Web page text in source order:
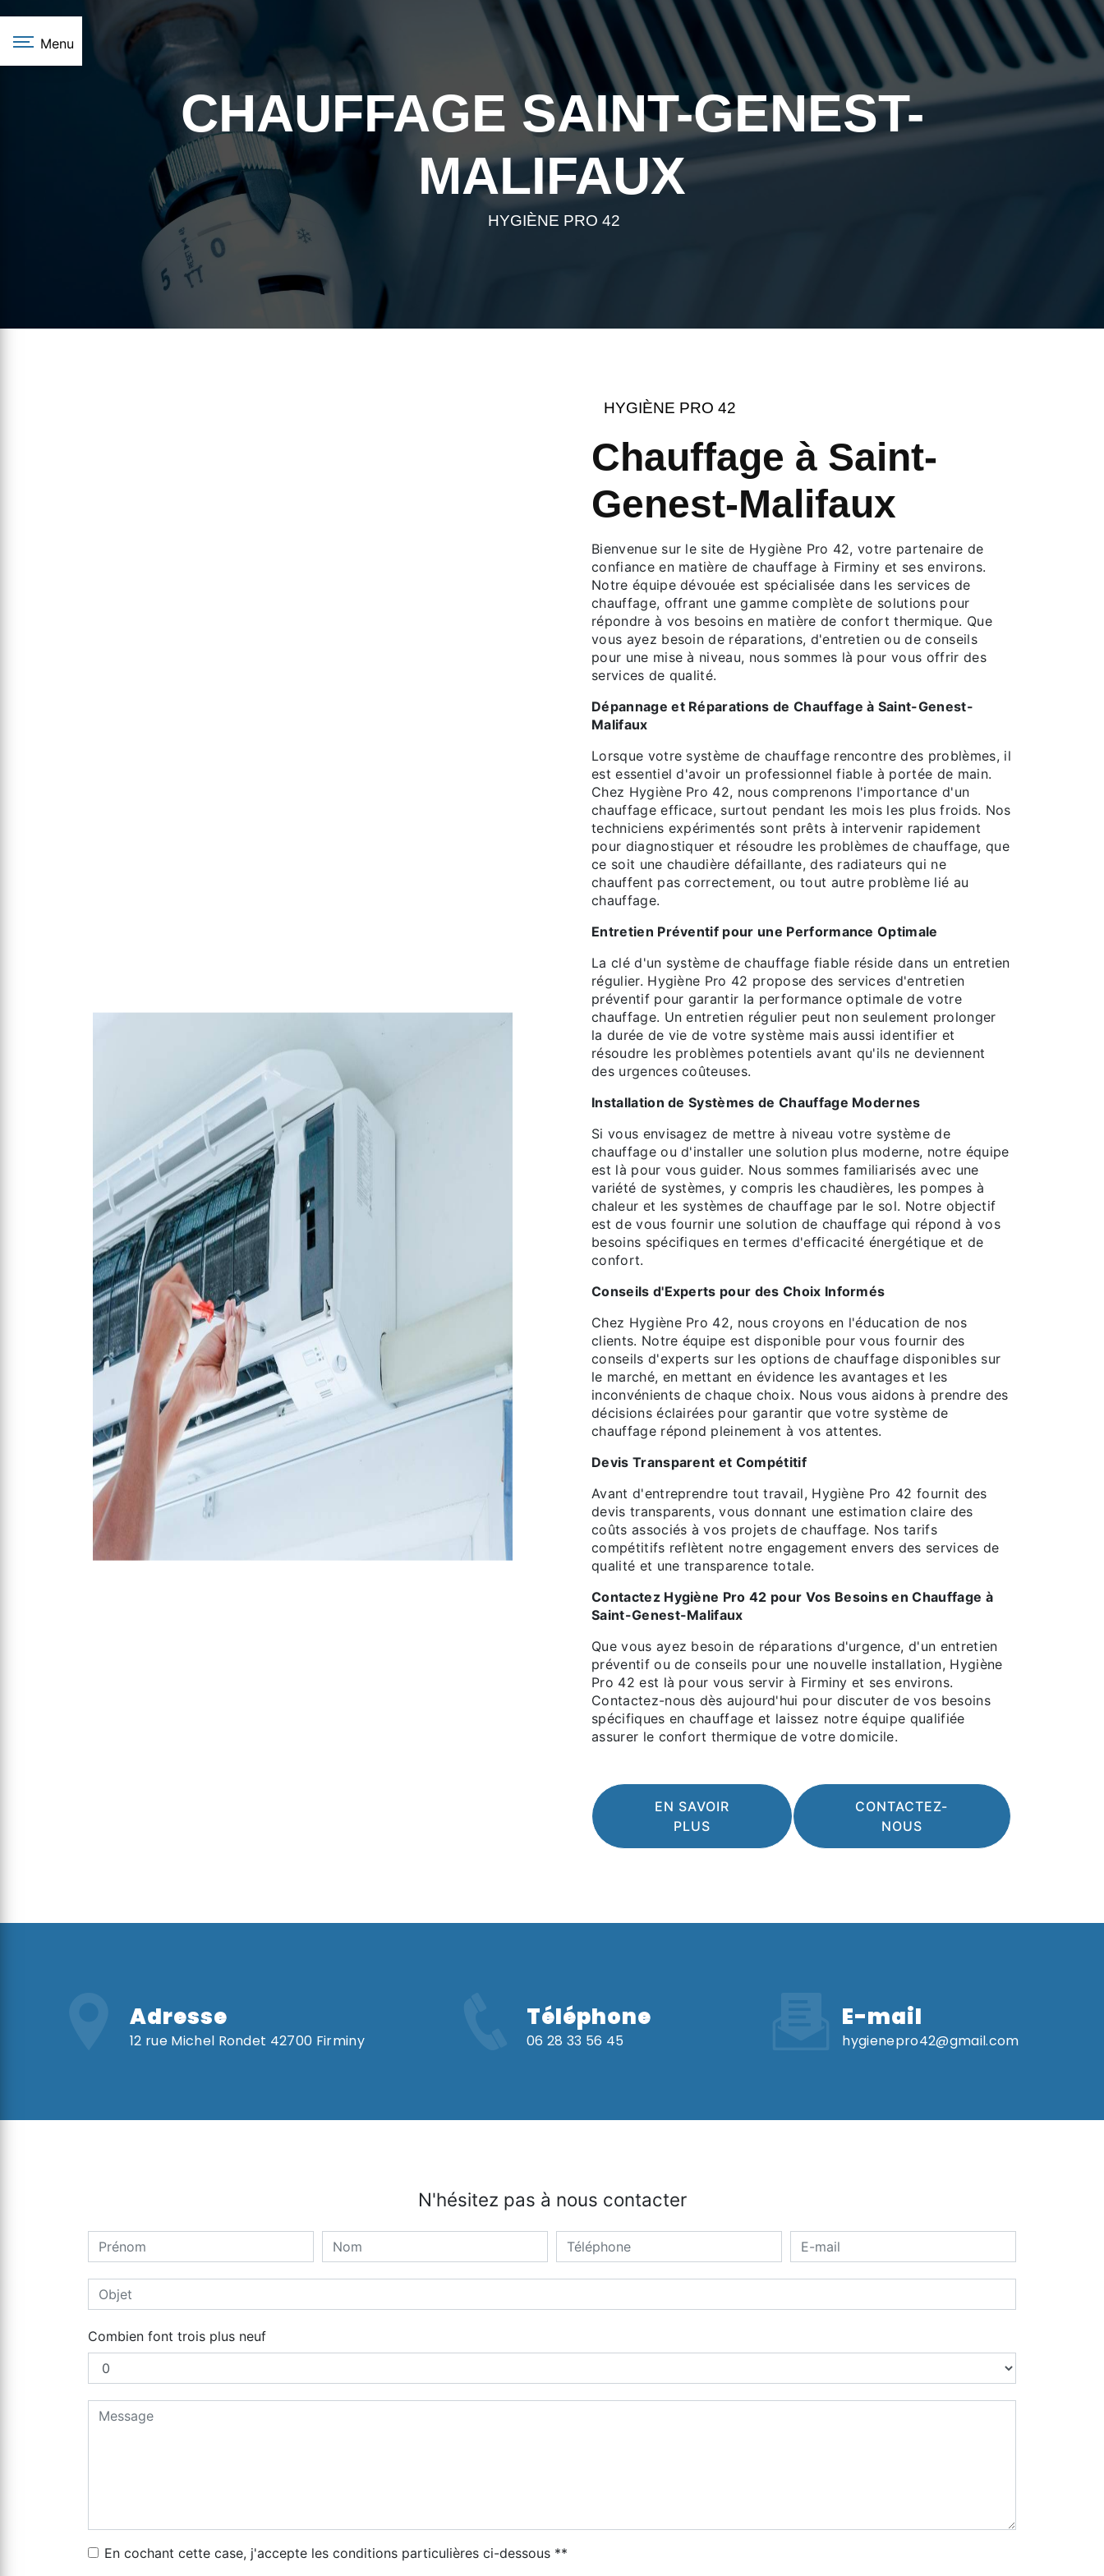
Menu
CHAUFFAGE SAINT-GENEST-
MALIFAUX
HYGIÈNE PRO 42
HYGIÈNE PRO 42
Chauffage à Saint-
Genest-Malifaux
Bienvenue sur le site de Hygiène Pro 42, votre partenaire de
confiance en matière de chauffage à Firminy et ses environs.
Notre équipe dévouée est spécialisée dans les services de
chauffage, offrant une gamme complète de solutions pour
répondre à vos besoins en matière de confort thermique. Que
vous ayez besoin de réparations, d'entretien ou de conseils
pour une mise à niveau, nous sommes là pour vous offrir des
services de qualité.
Dépannage et Réparations de Chauffage à Saint-Genest-
Malifaux
Lorsque votre système de chauffage rencontre des problèmes, il
est essentiel d'avoir un professionnel fiable à portée de main.
Chez Hygiène Pro 42, nous comprenons l'importance d'un
chauffage efficace, surtout pendant les mois les plus froids. Nos
techniciens expérimentés sont prêts à intervenir rapidement
pour diagnostiquer et résoudre les problèmes de chauffage, que
ce soit une chaudière défaillante, des radiateurs qui ne
chauffent pas correctement, ou tout autre problème lié au
chauffage.
Entretien Préventif pour une Performance Optimale
La clé d'un système de chauffage fiable réside dans un entretien
régulier. Hygiène Pro 42 propose des services d'entretien
préventif pour garantir la performance optimale de votre
chauffage. Un entretien régulier peut non seulement prolonger
la durée de vie de votre système mais aussi identifier et
résoudre les problèmes potentiels avant qu'ils ne deviennent
des urgences coûteuses.
Installation de Systèmes de Chauffage Modernes
Si vous envisagez de mettre à niveau votre système de
chauffage ou d'installer une solution plus moderne, notre équipe
est là pour vous guider. Nous sommes familiarisés avec une
variété de systèmes, y compris les chaudières, les pompes à
chaleur et les systèmes de chauffage par le sol. Notre objectif
est de vous fournir une solution de chauffage qui répond à vos
besoins spécifiques en termes d'efficacité énergétique et de
confort.
Conseils d'Experts pour des Choix Informés
Chez Hygiène Pro 42, nous croyons en l'éducation de nos
clients. Notre équipe est disponible pour vous fournir des
conseils d'experts sur les options de chauffage disponibles sur
le marché, en mettant en évidence les avantages et les
inconvénients de chaque choix. Nous vous aidons à prendre des
décisions éclairées pour garantir que votre système de
chauffage répond pleinement à vos attentes.
Devis Transparent et Compétitif
Avant d'entreprendre tout travail, Hygiène Pro 42 fournit des
devis transparents, vous donnant une estimation claire des
coûts associés à vos projets de chauffage. Nos tarifs
compétitifs reflètent notre engagement envers des services de
qualité et une transparence totale.
Contactez Hygiène Pro 42 pour Vos Besoins en Chauffage à
Saint-Genest-Malifaux
Que vous ayez besoin de réparations d'urgence, d'un entretien
préventif ou de conseils pour une nouvelle installation, Hygiène
Pro 42 est là pour vous servir à Firminy et ses environs.
Contactez-nous dès aujourd'hui pour discuter de vos besoins
spécifiques en chauffage et laissez notre équipe qualifiée
assurer le confort thermique de votre domicile.
EN SAVOIR
PLUS
CONTACTEZ-
NOUS
Adresse
12 rue Michel Rondet 42700 Firminy
Téléphone
06 28 33 56 45
E-mail
hygienepro42@gmail.com
N'hésitez pas à nous contacter
Combien font trois plus neuf
En cochant cette case, j'accepte les conditions particulières ci-dessous **
Panneau de gestion des cookies